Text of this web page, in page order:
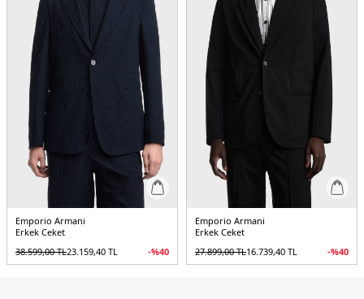
Emporio Armani
Erkek Ceket
38.599,00TL23.159,40 TL -%40
Emporio Armani
Erkek Ceket
27.899,00TL16.739,40 TL -%40